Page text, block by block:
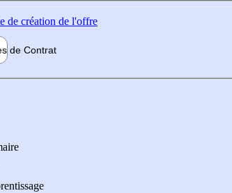
de création de l'offre
de Contrat